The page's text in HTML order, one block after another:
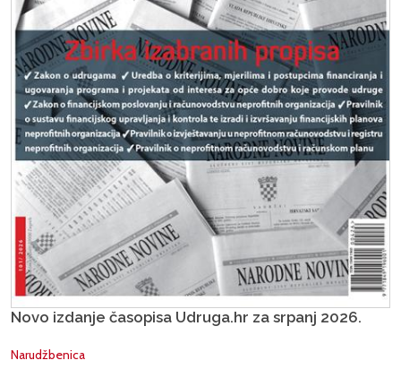
Novo izdanje časopisa Udruga.hr za srpanj 2026.
Narudžbenica